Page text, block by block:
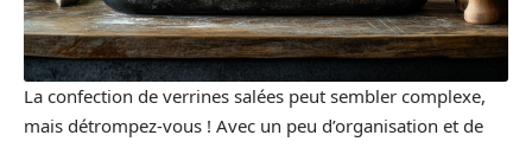
La confection de verrines salées peut sembler complexe,
mais détrompez-vous ! Avec un peu d’organisation et de